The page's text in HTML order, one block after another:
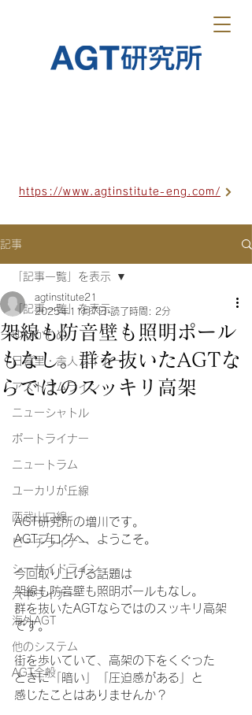
https://www.agtinstitute-eng.com/
記事
「記事一覧」を表示
ゆりかもめ
日暮里・舎人ライナー
アストラムライン
ニューシャトル
ポートライナー
ニュートラム
ユーカリが丘線
西武山口線
ピーチライナー
シーサイドライン
六甲ライナー
海外AGT
他のシステム
AGT全般
「記事一覧」を表示
架線も防音壁も照明ポール
もなし。群を抜いたAGTな
らではのスッキリ高架
agtinstitute21
2025年11月7日 読了時間: 2分
AGT研究所の増川です。
AGTブログへ、ようこそ。
今回取り上げる話題は
架線も防音壁も照明ポールもなし。
群を抜いたAGTならではのスッキリ高架
です。
街を歩いていて、高架の下をくぐった
ときに「暗い」「圧迫感がある」と
感じたことはありませんか？